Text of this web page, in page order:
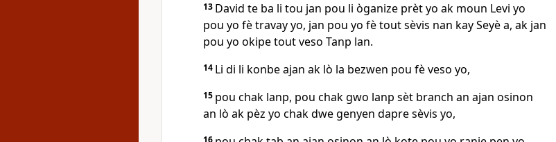
13 David te ba li tou jan pou li òganize prèt yo ak moun Levi yo
pou yo fè travay yo, jan pou yo fè tout sèvis nan kay Seyè a, ak jan
pou yo okipe tout veso Tanp lan.
14 Li di li konbe ajan ak lò la bezwen pou fè veso yo,
15 pou chak lanp, pou chak gwo lanp sèt branch an ajan osinon
an lò ak pèz yo chak dwe genyen dapre sèvis yo,
16